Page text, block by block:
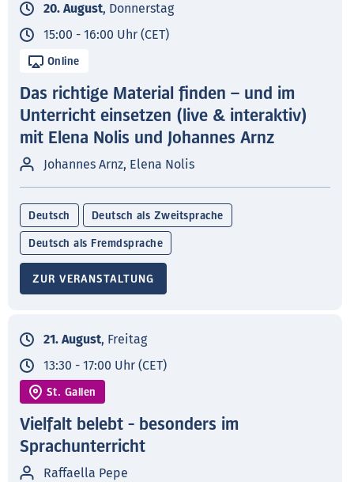
20. August, Donnerstag
15:00 - 16:00 Uhr (CET)
Online
Das richtige Material finden – und im
Unterricht einsetzen (live & interaktiv)
mit Elena Nolis und Johannes Arnz
Johannes Arnz, Elena Nolis
Deutsch Deutsch als Zweitsprache
Deutsch als Fremdsprache
ZUR VERANSTALTUNG
21. August, Freitag
13:30 - 17:00 Uhr (CET)
St. Gallen
Vielfalt belebt - besonders im
Sprachunterricht
Raffaella Pepe